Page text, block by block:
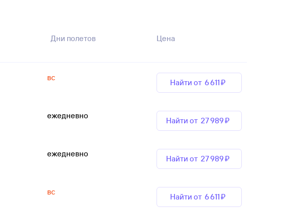
Дни полетов Цена
вс
Найти от 6 ⁠611 ⁠₽
ежедневно
Найти от 27 ⁠989 ⁠₽
ежедневно
Найти от 27 ⁠989 ⁠₽
вс
Найти от 6 ⁠611 ⁠₽